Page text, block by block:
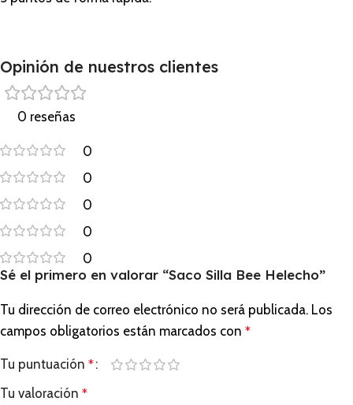
Opinión de nuestros clientes
0 reseñas
0
0
0
0
0
Sé el primero en valorar “Saco Silla Bee Helecho”
Tu dirección de correo electrónico no será publicada. Los
campos obligatorios están marcados con *
Tu puntuación *
Tu valoración *